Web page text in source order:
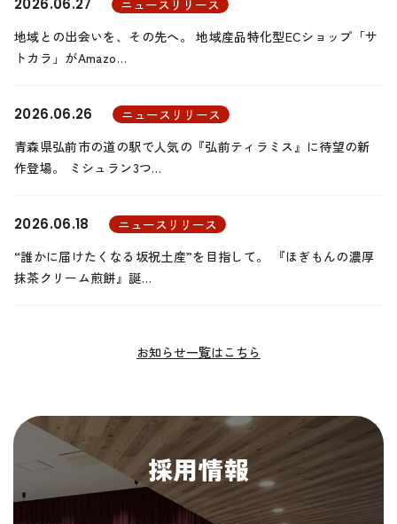
お知らせ一覧はこちら
2026.06.27
ニュースリリース
地域との出会いを、その先へ。 地域産品特化型ECショップ「サ
トカラ」がAmazo…
2026.06.26
ニュースリリース
青森県弘前市の道の駅で人気の『弘前ティラミス』に待望の新
作登場。 ミシュラン3つ…
2026.06.18
ニュースリリース
“誰かに届けたくなる坂祝土産”を目指して。 『ほぎもんの濃厚
抹茶クリーム煎餅』誕…
採用情報